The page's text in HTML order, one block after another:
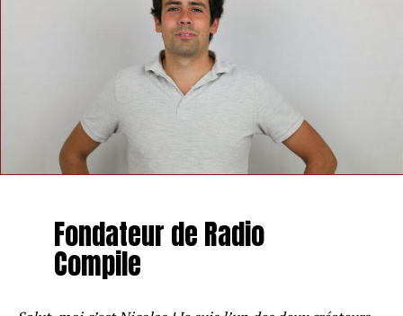
Fondateur de Radio
Compile